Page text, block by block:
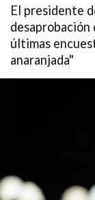
El presidente
desaprobación
últimas
anaranjada"